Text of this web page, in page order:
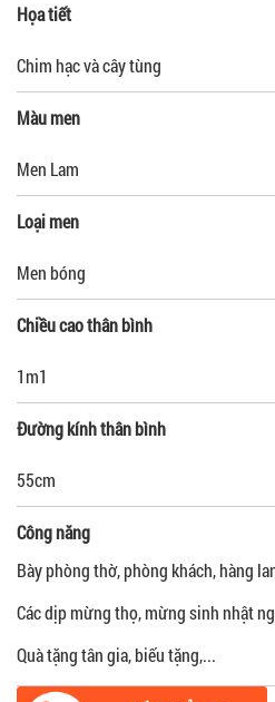
Họa tiết
Chim hạc và cây tùng
Màu men
Men Lam
Loại men
Men bóng
Chiều cao thân bình
1m1
Đường kính thân bình
55cm
Công năng
Bày phòng thờ, phòng khách, hàng
Các dịp mừng thọ, mừng sinh nhật
Quà tặng tân gia, biếu tặng,...